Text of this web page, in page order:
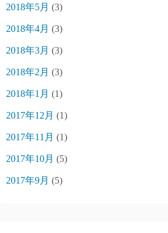
2018年5月 (3)
2018年4月 (3)
2018年3月 (3)
2018年2月 (3)
2018年1月 (1)
2017年12月 (1)
2017年11月 (1)
2017年10月 (5)
2017年9月 (5)